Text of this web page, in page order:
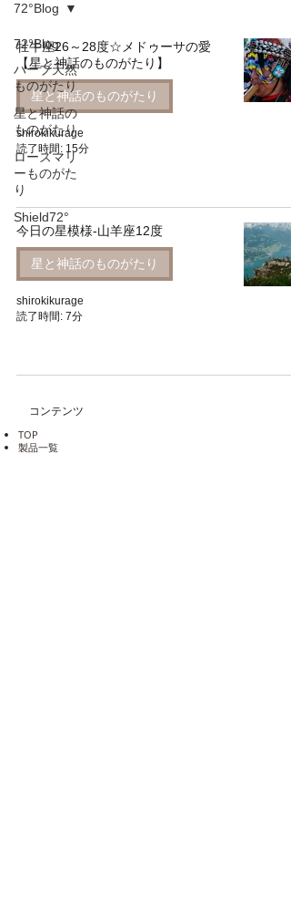
72°Blog
ハーブ天然
ものがたり
星と神話の
ものがたり
ローズマリ
ーものがた
り
Shield72°
72°Blog
牡牛座26～28度☆メドゥーサの愛
【星と神話のものがたり】
星と神話のものがたり
shirokikurage
読了時間: 15分
今日の星模様-山羊座12度
星と神話のものがたり
shirokikurage
読了時間: 7分
コンテンツ
TOP
製品一覧